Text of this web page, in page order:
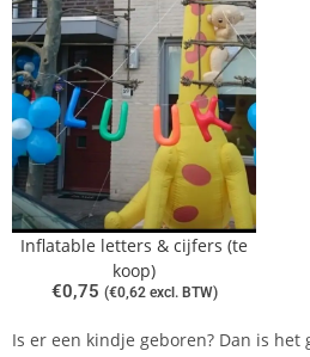
Inflatable letters & cijfers (te
koop)
€0,75 (€0,62excl. BTW)
Is er een kindje geboren? Dan is het